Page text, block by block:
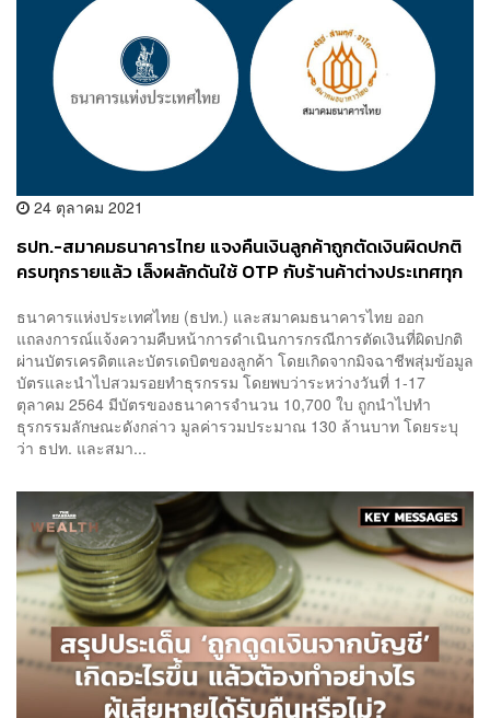
24 ตุลาคม 2021
ธปท.-สมาคมธนาคารไทย แจงคืนเงินลูกค้าถูกตัดเงินผิดปกติ
ครบทุกรายแล้ว เล็งผลักดันใช้ OTP กับร้านค้าต่างประเทศทุก
ธนาคารแห่งประเทศไทย (ธปท.) และสมาคมธนาคารไทย ออก
แถลงการณ์แจ้งความคืบหน้าการดำเนินการกรณีการตัดเงินที่ผิดปกติ
ผ่านบัตรเครดิตและบัตรเดบิตของลูกค้า โดยเกิดจากมิจฉาชีพสุ่มข้อมูล
บัตรและนำไปสวมรอยทำธุรกรรม โดยพบว่าระหว่างวันที่ 1-17
ตุลาคม 2564 มีบัตรของธนาคารจำนวน 10,700 ใบ ถูกนำไปทำ
ธุรกรรมลักษณะดังกล่าว มูลค่ารวมประมาณ 130 ล้านบาท โดยระบุ
ว่า ธปท. และสมา...